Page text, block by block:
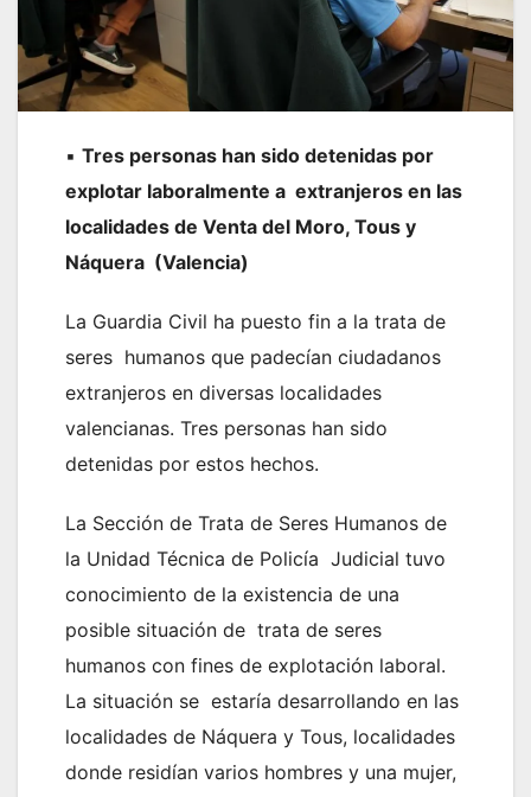
▪ Tres personas han sido detenidas por
explotar laboralmente a extranjeros en las
localidades de Venta del Moro, Tous y
Náquera (Valencia)
La Guardia Civil ha puesto fin a la trata de
seres humanos que padecían ciudadanos
extranjeros en diversas localidades
valencianas. Tres personas han sido
detenidas por estos hechos.
La Sección de Trata de Seres Humanos de
la Unidad Técnica de Policía Judicial tuvo
conocimiento de la existencia de una
posible situación de trata de seres
humanos con fines de explotación laboral.
La situación se estaría desarrollando en las
localidades de Náquera y Tous, localidades
donde residían varios hombres y una mujer,